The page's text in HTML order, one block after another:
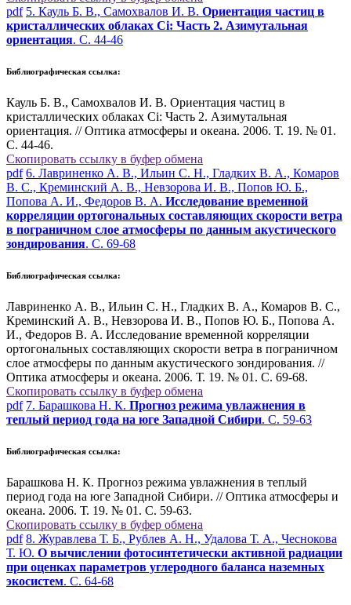
pdf 5. Кауль Б. В., Самохвалов И. В. Ориентация частиц в
кристаллических облаках Ci: Часть 2. Азимутальная
ориентация. С. 44-46
Библиографическая ссылка:
Кауль Б. В., Самохвалов И. В. Ориентация частиц в
кристаллических облаках Ci: Часть 2. Азимутальная
ориентация. // Оптика атмосферы и океана. 2006. Т. 19. № 01.
С. 44-46.
Скопировать ссылку в буфер обмена
pdf 6. Лавриненко А. В., Ильин С. Н., Гладких В. А., Комаров
В. С., Креминский А. В., Невзорова И. В., Попов Ю. Б.,
Попова А. И., Федоров В. А. Исследование временной
корреляции ортогональных составляющих скорости ветра
в пограничном слое атмосферы по данным акустического
зондирования. С. 69-68
Библиографическая ссылка:
Лавриненко А. В., Ильин С. Н., Гладких В. А., Комаров В. С.,
Креминский А. В., Невзорова И. В., Попов Ю. Б., Попова А.
И., Федоров В. А. Исследование временной корреляции
ортогональных составляющих скорости ветра в пограничном
слое атмосферы по данным акустического зондирования. //
Оптика атмосферы и океана. 2006. Т. 19. № 01. С. 69-68.
Скопировать ссылку в буфер обмена
pdf 7. Барашкова Н. К. Прогноз режима увлажнения в
теплый период года на юге Западной Сибири. С. 59-63
Библиографическая ссылка:
Барашкова Н. К. Прогноз режима увлажнения в теплый
период года на юге Западной Сибири. // Оптика атмосферы и
океана. 2006. Т. 19. № 01. С. 59-63.
Скопировать ссылку в буфер обмена
pdf 8. Журавлева Т. Б., Рублев А. Н., Удалова Т. А., Чеснокова
Т. Ю. О вычислении фотосинтетически активной радиации
при оценках параметров углеродного баланса наземных
экосистем. С. 64-68